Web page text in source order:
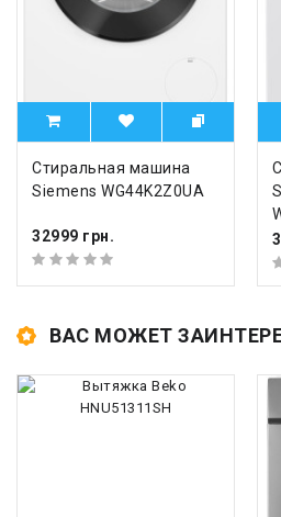
Стиральная машина
Siemens WG44K2Z0UA
32999 грн.
ВАС МОЖЕТ